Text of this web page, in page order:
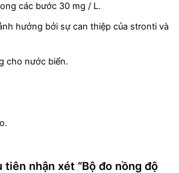
các bước 30 mg / L.
hưởng bởi sự can thiệp của stronti và
cho nước biển.
tiên nhận xét “Bộ đo nồng độ